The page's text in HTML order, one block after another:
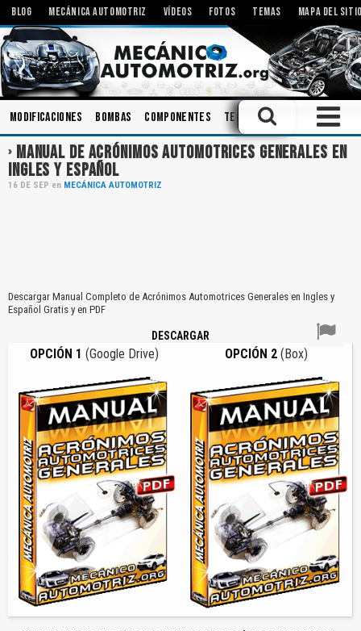
BLOG MECÁNICA AUTOMOTRIZ VÍDEOS FOTOS TEMAS MAPA DEL
Modificaciones Bombas Componentes Tecnologías Rodamientos
MANUAL DE ACRÓNIMOS AUTOMOTRICES GENERALES EN
INGLES Y ESPAÑOL
16 DE SEP en MECÁNICA AUTOMOTRIZ
Descargar Manual Completo de Acrónimos Automotrices Generales en Ingles y
Español Gratis y en PDF
DESCARGAR
OPCIÓN 1 (Google Drive) OPCIÓN 2(Box)